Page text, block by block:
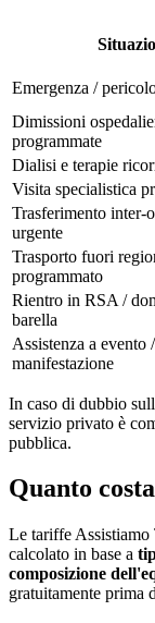
Emergenza /
Dimissioni
programmate
Dialisi e terapie
Visita specialistica
Trasferimento inter-
urgente
Trasporto fuori
programmato
Rientro in RSA /
barella
Assistenza a evento /
manifestazione
In caso di dubbio
servizio privato è
pubblica.
Quanto
Le tariffe Assistiamo
calcolato in base a
composizione
gratuitamente prima